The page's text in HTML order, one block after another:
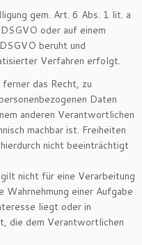
gem. Art. 6 Abs. 1 lit. a
oder auf einem
beruht und
Verfahren erfolgt.
ferner das Recht, zu
Daten
anderen Verantwortlichen
machbar ist. Freiheiten
nicht beeinträchtigt
nicht für eine Verarbeitung
einer Aufgabe
liegt oder in
die dem Verantwortlichen